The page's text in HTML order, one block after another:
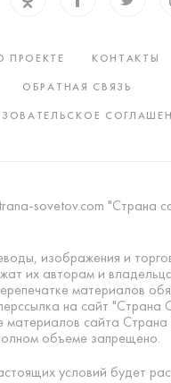
ПРОЕКТЕ
КОНТАКТЫ
ОБРАТНАЯ СВЯЗЬ
sovetov.com "Страна
изображения и
их авторам и
материалов
на сайт "Страна
материалов сайта Страна
объеме запрещено.
условий будет